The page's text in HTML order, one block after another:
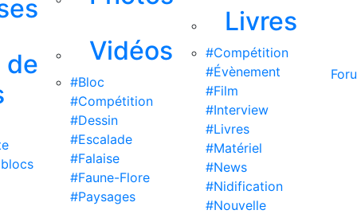
de
Vidéos
#Bloc
#Compétition
#Dessin
#Escalade
#Falaise
#Faune-Flore
#Paysages
Livres
#Compétition
#Évènement
#Film
#Interview
#Livres
#Matériel
#News
#Nidification
#Nouvelle